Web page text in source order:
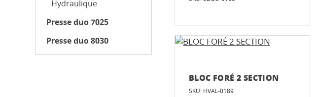
Hydraulique
Presse duo 7025
Presse duo 8030
BLOC FORÉ 2 SECTION
SKU: HVAL-0189